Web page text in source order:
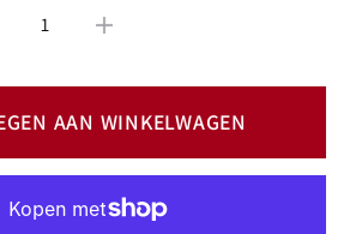
1
AAN WINKELWAGEN